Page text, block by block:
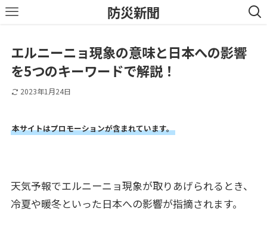
防災新聞
エルニーニョ現象の意味と日本への影響
を5つのキーワードで解説！
2023年1月24日
本サイトはプロモーションが含まれています。
天気予報でエルニーニョ現象が取りあげられるとき、
冷夏や暖冬といった日本への影響が指摘されます。